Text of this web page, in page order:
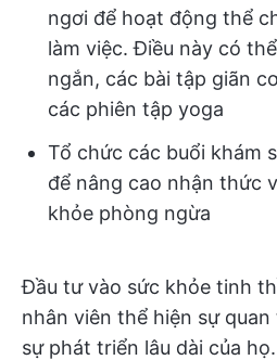
ngơi để hoạt động thể
làm việc. Điều này có
ngắn, các bài tập giãn
các phiên tập yoga
Tổ chức các buổi khám
để nâng cao nhận thức
khỏe phòng ngừa
Đầu tư vào sức khỏe tinh
nhân viên thể hiện sự
sự phát triển lâu dài của họ.